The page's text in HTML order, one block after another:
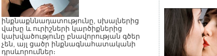
ինքնաքննադատությունը, սխալներից
վախը և ուրիշների կարծիքներից
կախվածությունը բնավորության գծեր
չեն, այլ ցածր ինքնագնահատականի
դրսևորումներ։